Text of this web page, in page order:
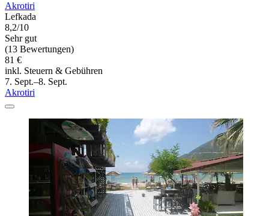
Akrotiri
Lefkada
8,2/10
Sehr gut
(13 Bewertungen)
81 €
inkl. Steuern & Gebühren
7. Sept.–8. Sept.
Akrotiri